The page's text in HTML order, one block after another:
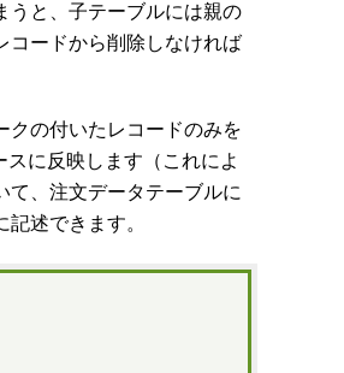
と、子テーブルには親の
コードから削除しなければ
の付いたレコードのみを
に反映します（これによ
て、注文データテーブルに
述できます。